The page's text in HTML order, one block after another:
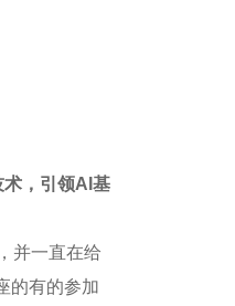
术，引领AI基
并一直在给
的有的参加